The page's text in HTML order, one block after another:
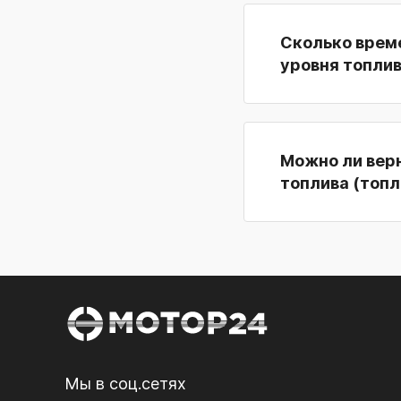
Сколько
уровня
Можно ли
топлива
Мы в соц.сетях